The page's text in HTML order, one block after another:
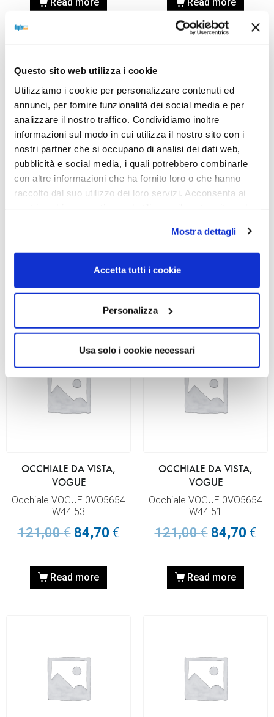
Questo sito web utilizza i cookie
Utilizziamo i cookie per personalizzare contenuti ed
annunci, per fornire funzionalità dei social media e per
analizzare il nostro traffico. Condividiamo inoltre
informazioni sul modo in cui utilizza il nostro sito con i
nostri partner che si occupano di analisi dei dati web,
pubblicità e social media, i quali potrebbero combinarle
con altre informazioni che ha fornito loro o che hanno
raccolto dal suo utilizzo dei loro servizi. Acconsenta ai
Mostra dettagli
Accetta tutti i cookie
Personalizza
Usa solo i cookie necessari
OCCHIALE DA VISTA,
VOGUE
Occhiale VOGUE 0VO5654
Read more
OCCHIALE DA VISTA,
VOGUE
Occhiale VOGUE 0VO5654
Read more
OCCHIALE DA VISTA,
VOGUE
Occhiale VOGUE 0VO5654
W44 53
121,00€ 84,70 €
Read more
OCCHIALE DA VISTA,
VOGUE
Occhiale VOGUE 0VO5654
W44 51
121,00€ 84,70 €
Read more